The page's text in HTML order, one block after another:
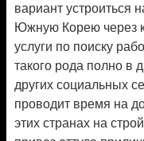
вариант устроиться
Южную Корею через
услуги по поиску
такого рода полно в
других социальных
проводит время на
этих странах на